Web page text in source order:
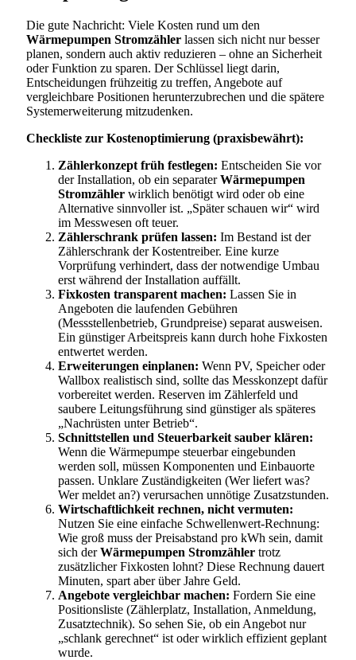
Die gute Nachricht: Viele Kosten rund um den
Wärmepumpen Stromzähler lassen sich nicht nur besser
planen, sondern auch aktiv reduzieren – ohne an Sicherheit
oder Funktion zu sparen. Der Schlüssel liegt darin,
Entscheidungen frühzeitig zu treffen, Angebote auf
vergleichbare Positionen herunterzubrechen und die spätere
Systemerweiterung mitzudenken.
Checkliste zur Kostenoptimierung (praxisbewährt):
Zählerkonzept früh festlegen: Entscheiden Sie vor
der Installation, ob ein separaterWärmepumpen
Stromzähler wirklich benötigt wird oder ob eine
Alternative sinnvoller ist. „Später schauen wir“ wird
im Messwesen oft teuer.
Zählerschrank prüfen lassen: Im Bestand ist der
Zählerschrank der Kostentreiber. Eine kurze
Vorprüfung verhindert, dass der notwendige Umbau
erst während der Installation auffällt.
Fixkosten transparent machen: Lassen Sie in
Angeboten die laufenden Gebühren
(Messstellenbetrieb, Grundpreise) separat ausweisen.
Ein günstiger Arbeitspreis kann durch hohe Fixkosten
entwertet werden.
Erweiterungen einplanen: Wenn PV, Speicher oder
Wallbox realistisch sind, sollte das Messkonzept dafür
vorbereitet werden. Reserven im Zählerfeld und
saubere Leitungsführung sind günstiger als späteres
„Nachrüsten unter Betrieb“.
Schnittstellen und Steuerbarkeit sauber klären:
Wenn die Wärmepumpe steuerbar eingebunden
werden soll, müssen Komponenten und Einbauorte
passen. Unklare Zuständigkeiten (Wer liefert was?
Wer meldet an?) verursachen unnötige Zusatzstunden.
Wirtschaftlichkeit rechnen, nicht vermuten:
Nutzen Sie eine einfache Schwellenwert-Rechnung:
Wie groß muss der Preisabstand pro kWh sein, damit
sich derWärmepumpen Stromzähler trotz
zusätzlicher Fixkosten lohnt? Diese Rechnung dauert
Minuten, spart aber über Jahre Geld.
Angebote vergleichbar machen: Fordern Sie eine
Positionsliste (Zählerplatz, Installation, Anmeldung,
Zusatztechnik). So sehen Sie, ob ein Angebot nur
„schlank gerechnet“ ist oder wirklich effizient geplant
wurde.